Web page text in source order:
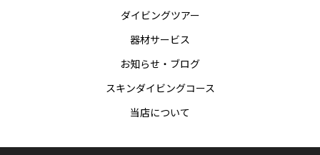
ダイビングツアー
器材サービス
お知らせ・ブログ
スキンダイビングコース
当店について